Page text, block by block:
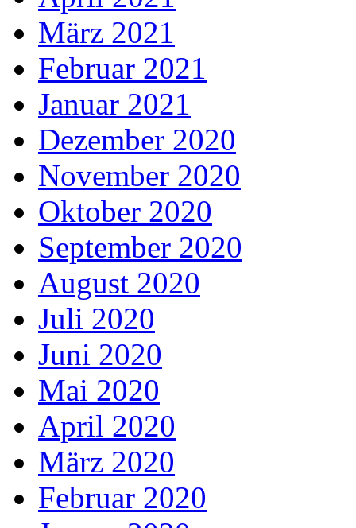
März 2021
Februar 2021
Januar 2021
Dezember 2020
November 2020
Oktober 2020
September 2020
August 2020
Juli 2020
Juni 2020
Mai 2020
April 2020
März 2020
Februar 2020